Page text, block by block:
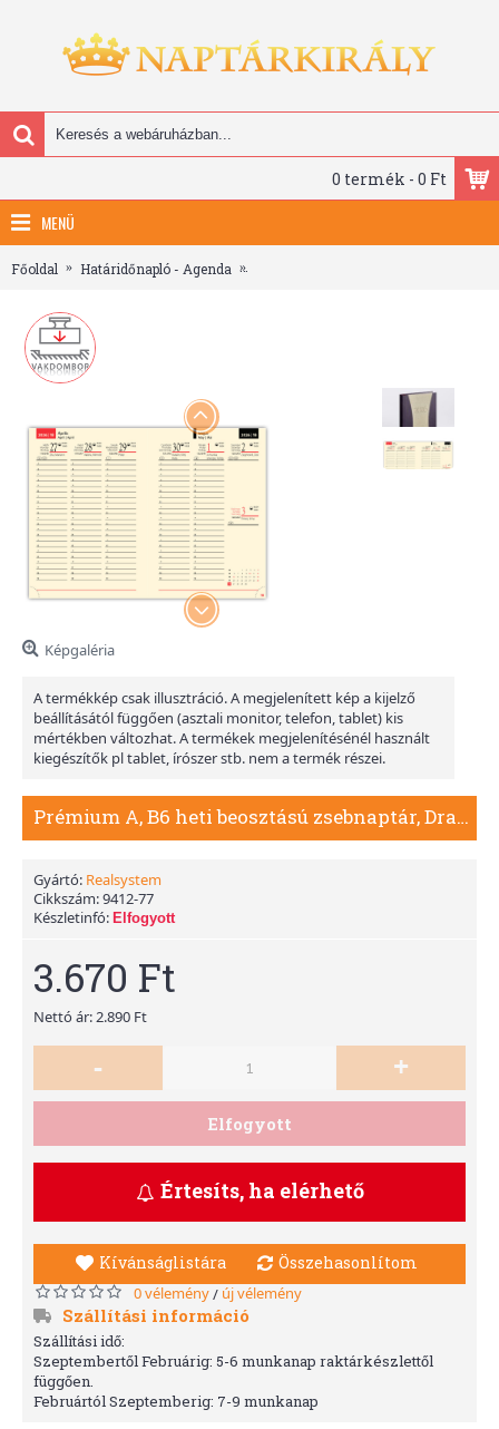
0 termék - 0 Ft
MENÜ
Főoldal Határidőnapló - Agenda
Képgaléria
A termékkép csak illusztráció. A megjelenített kép a kijelző
beállításától függően (asztali monitor, telefon, tablet) kis
mértékben változhat. A termékek megjelenítésénél használt
kiegészítők pl tablet, írószer stb. nem a termék részei.
Prémium A, B6 heti beosztású zsebnaptár, Drapp
Gyártó: Realsystem
Cikkszám:9412-77
Készletinfó: Elfogyott
3.670 Ft
Nettó ár: 2.890 Ft
- +
Elfogyott
Értesíts, ha elérhető
Kívánságlistára Összehasonlítom
0 vélemény/ új vélemény
Szállítási információ
Szállítási idő:
Szeptembertől Februárig: 5-6 munkanap raktárkészlettől
függően.
Februártól Szeptemberig: 7-9 munkanap